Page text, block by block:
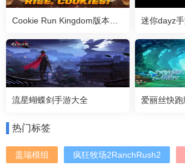
迷你dayz
流星蝴蝶剑手游大全 爱丽丝快
热门标签
盖瑞模组 疯狂牧场2RanchRush2